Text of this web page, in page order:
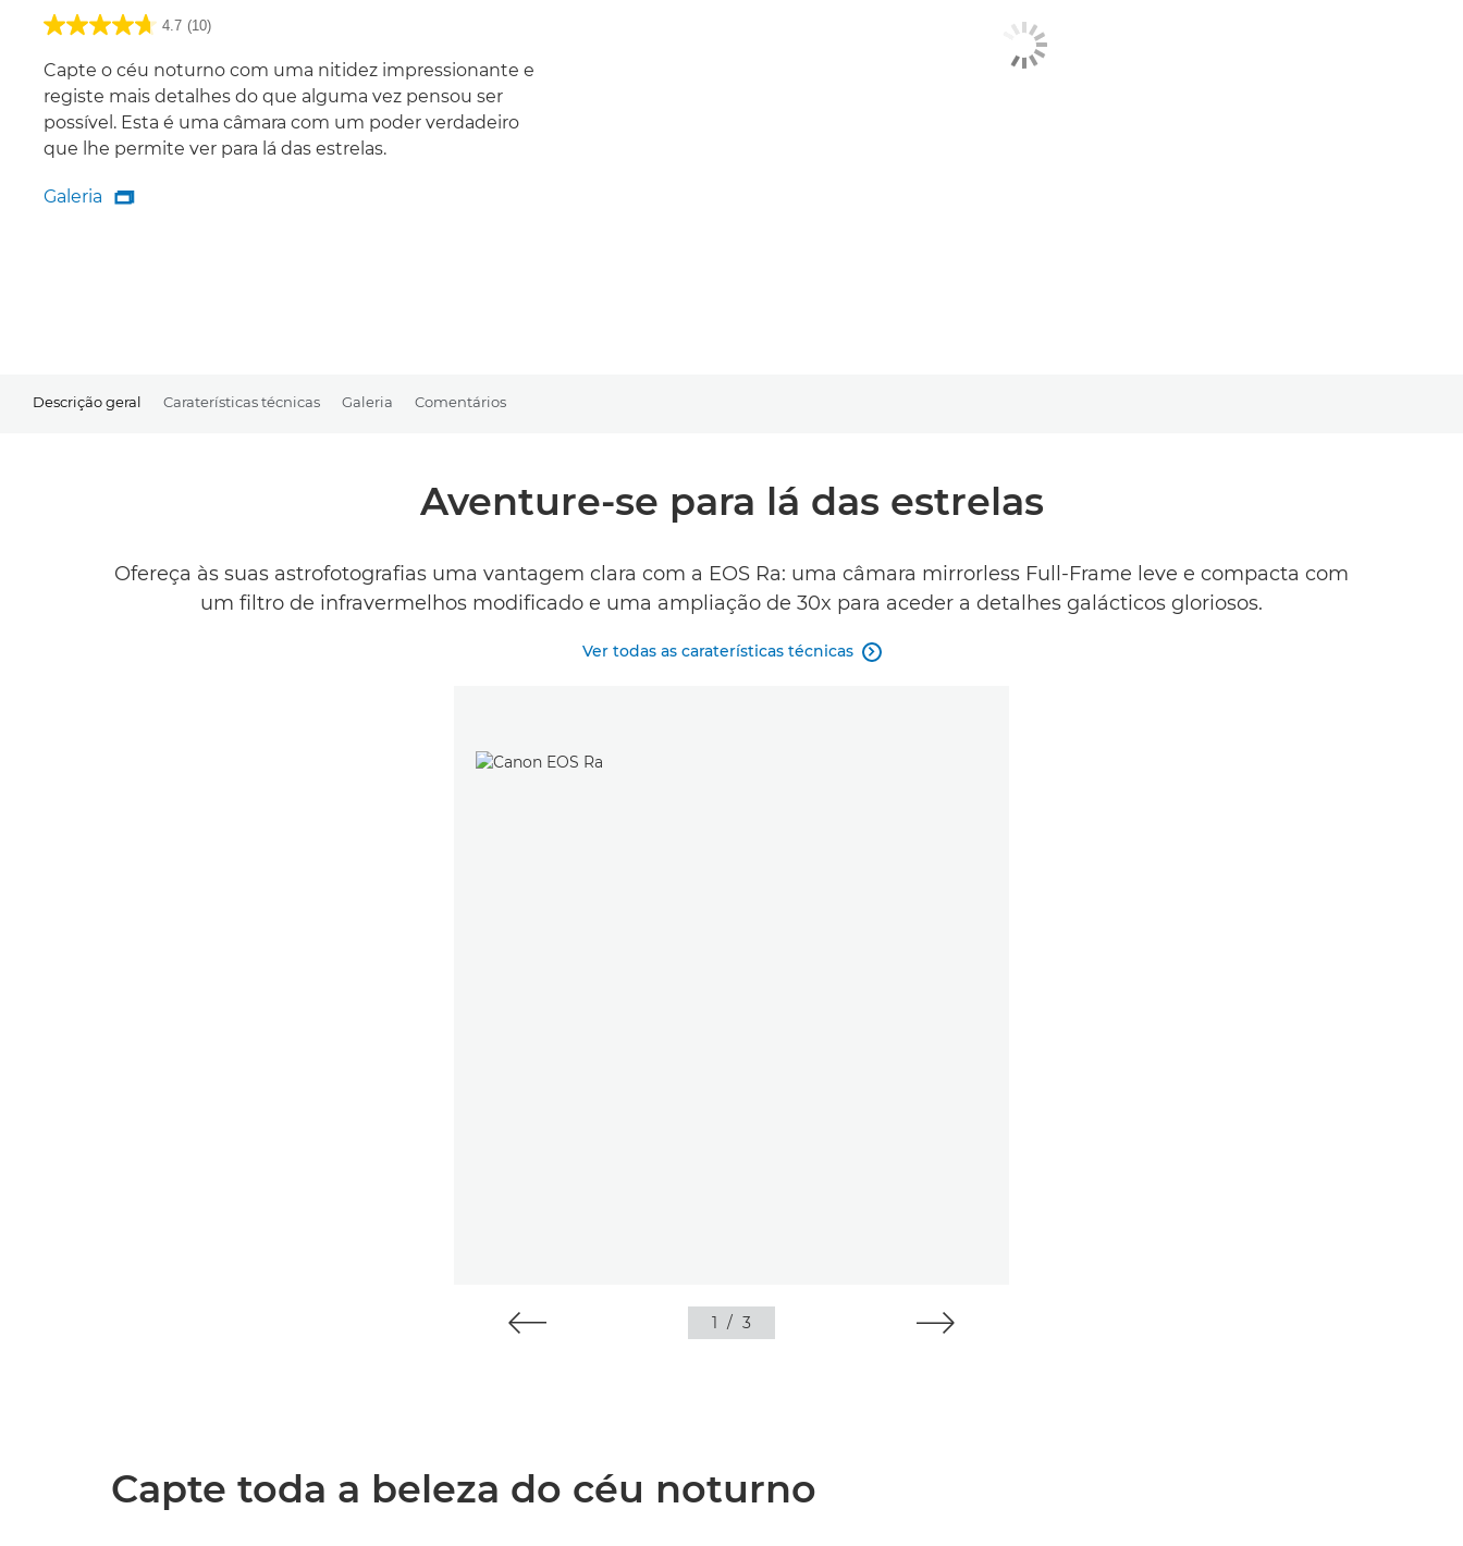
4.7 (10)
Capte o céu noturno com uma nitidez impressionante e
registe mais detalhes do que alguma vez pensou ser
possível. Esta é uma câmara com um poder verdadeiro
que lhe permite ver para lá das estrelas.
Galeria
Galeria

Descrição geral Caraterísticas técnicas Galeria Comentários
Aventure-se para lá das estrelas
Ofereça às suas astrofotografias uma vantagem clara com a EOS Ra: uma câmara mirrorless Full-Frame leve e compacta com
um filtro de infravermelhos modificado e uma ampliação de 30x para aceder a detalhes galácticos gloriosos.
Ver todas as caraterísticas técnicas 
1 / 3
Capte toda a beleza do céu noturno